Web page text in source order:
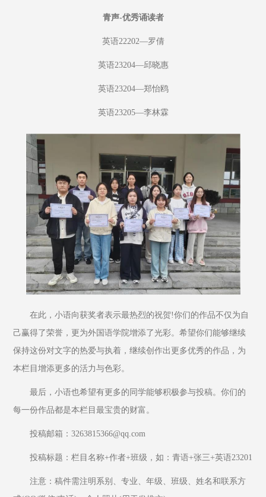
青声-优秀诵读者
英语22202—罗倩
英语23204—邱晓惠
英语23204—郑怡鸥
英语23205—李林霖
在此，小语向获奖者表示最热烈的祝贺!你们的作品不仅为自
己赢得了荣誉，更为外国语学院增添了光彩。希望你们能够继续
保持这份对文字的热爱与执着，继续创作出更多优秀的作品，为
本栏目增添更多的活力与色彩。
最后，小语也希望有更多的同学能够积极参与投稿。你们的
每一份作品都是本栏目最宝贵的财富。
投稿邮箱：3263815366@qq.com
投稿标题：栏目名称+作者+班级，如：青语+张三+英语23201
注意：稿件需注明系别、专业、年级、班级、姓名和联系方